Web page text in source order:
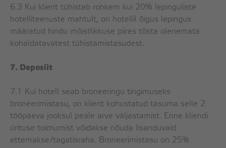
6.3 Kui klient tühistab rohkem kui 20% lepinguliste
hotelliteenuste mahtult, on hotellil õigus lepingus
määratud hindu mõistlikkuse piires tõsta olenemata
kohaldatavatest tühistamistasudest.
7. Deposiit
7.1 Kui hotell seab broneeringu tingimuseks
broneerimistasu, on klient kohustatud tasuma selle 2
tööpäeva jooksul peale arve väljastamist. Enne kliendi
ürituse toimumist võidakse nõuda lisanduvaid
ettemakse/tagatisraha. Broneerimistasu on 25%